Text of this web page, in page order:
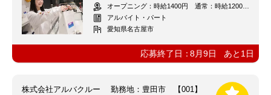
オープニング：時給1400円 通常：時給1200円～＋交通費全額支給
アルバイト・パート
愛知県名古屋市
応募終了日：8月9日 あと 1 日
株式会社アルバクルー 勤務地：豊田市 【001】